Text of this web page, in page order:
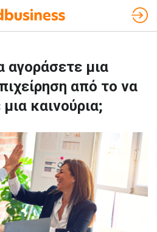
μια
από το να
καινούρια;